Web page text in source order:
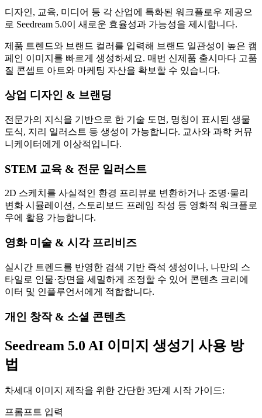
디자인, 교육, 미디어 등 각 산업에 특화된 워크플로우 제공으
로 Seedream 5.0이 새로운 효율성과 가능성을 제시합니다.
제품 트렌드와 브랜드 컬러를 입력해 브랜드 일관성이 높은 캠
페인 이미지를 빠르게 생성하세요. 매번 신제품 출시마다 고품
질 콘셉트 아트와 마케팅 자산을 확보할 수 있습니다.
상업 디자인 & 브랜딩
전문가의 지식을 기반으로 한 기술 도면, 명칭이 표시된 생물
도식, 지리 일러스트 등 생성이 가능합니다. 교사와 과학 커뮤
니케이터에게 이상적입니다.
STEM 교육 & 전문 일러스트
2D 스케치를 사실적인 환경 프리뷰로 변환하거나 조명·물리
변화 시뮬레이션, 스토리보드 프레임 작성 등 영화적 워크플로
우에 활용 가능합니다.
영화 미술 & 시각 프리비즈
실시간 트렌드를 반영한 검색 기반 즉석 생성이나, 나만의 스
타일로 인물·장면을 세밀하게 조정할 수 있어 콘텐츠 크리에
이터 및 인플루언서에게 적합합니다.
개인 창작 & 소셜 콘텐츠
Seedream 5.0 AI 이미지 생성기 사용 방
법
차세대 이미지 제작을 위한 간단한 3단계 시작 가이드:
프롬프트 입력